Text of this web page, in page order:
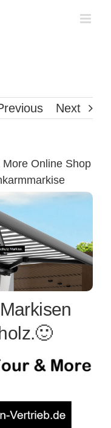
Next
Online Shop